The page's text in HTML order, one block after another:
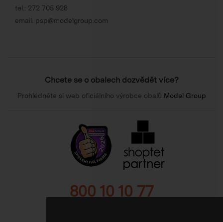
tel.: 272 705 928
email: psp@modelgroup.com
Chcete se o obalech dozvědět více?
Prohlédněte si web oficiálního výrobce obalů Model Group
800 10 10 77